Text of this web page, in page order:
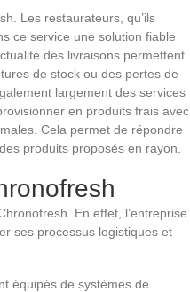
Les restaurateurs, qu’ils
ce service une solution fiable
des livraisons permettent
de stock ou des pertes de
largement des services
en produits frais avec
Cela permet de répondre
produits proposés en rayon.
En effet, l’entreprise
ses processus logistiques et
équipés de systèmes de